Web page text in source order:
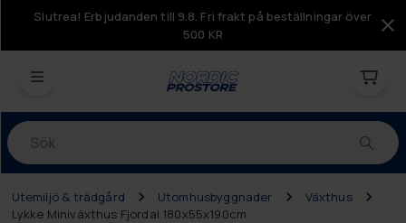
Slutrea! Erbjudanden till 9.8. Fri frakt på beställningar över
500 KR
Produkter
Utemiljö & trädgård Utomhusbyggnader
Växthus
Lykke Miniväxthus Fjordal 180x55x190cm